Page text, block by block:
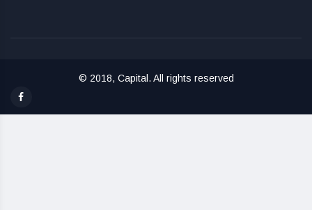
© 2018, Capital. All rights reserved